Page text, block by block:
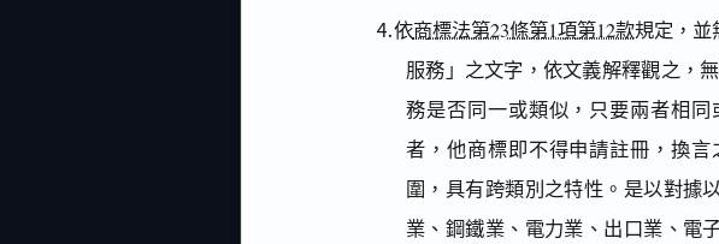
⒋依商標法第23條第1項第12款規定，並
服務」之文字，依文義解釋觀之，
務是否同一或類似，只要兩者相
者，他商標即不得申請註冊，換
圍，具有跨類別之特性。是以對據
業、鋼鐵業、電力業、出口業、電